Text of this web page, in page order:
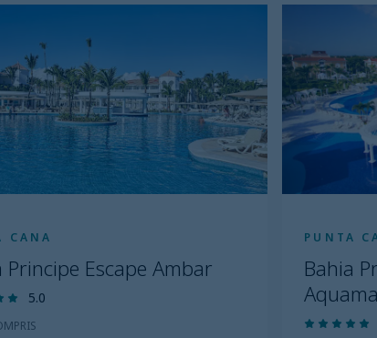
CANA
Principe Escape Ambar
5.0
PUNTA
Bahia